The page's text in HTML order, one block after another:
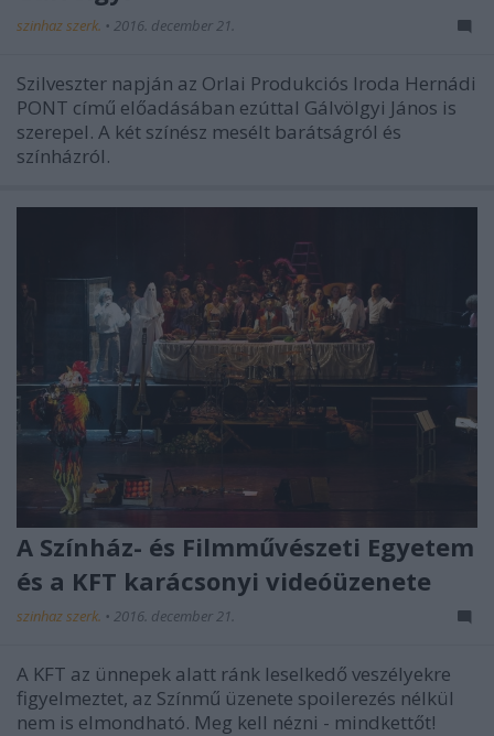
szinhaz szerk. • 2016. december 21.
Szilveszter napján az Orlai Produkciós Iroda Hernádi
PONT című előadásában ezúttal Gálvölgyi János is
szerepel. A két színész mesélt barátságról és
színházról.
A Színház- és Filmművészeti Egyetem
és a KFT karácsonyi videóüzenete
szinhaz szerk. • 2016. december 21.
A KFT az ünnepek alatt ránk leselkedő veszélyekre
figyelmeztet, az Színmű üzenete spoilerezés nélkül
nem is elmondható. Meg kell nézni - mindkettőt!